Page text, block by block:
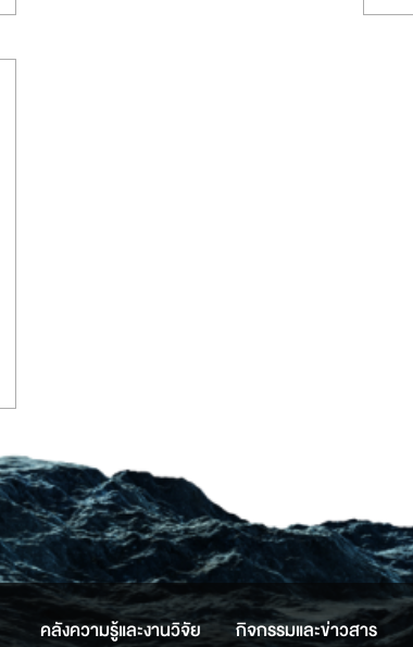
คลังความรู้และงานวิจัย กิจกรรมและข่าวสาร